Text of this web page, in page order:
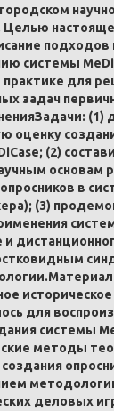
Целью
подходов
системы
практике для
задач
(1)
оценку
(2)
основам
в
(3)
и
для
системы
методы
деловых